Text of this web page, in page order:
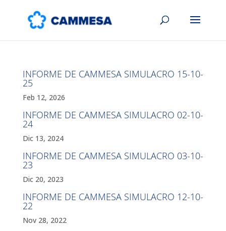
INFORME DE CAMMESA SIMULACRO 15-10-
25
Feb 12, 2026
INFORME DE CAMMESA SIMULACRO 02-10-
24
Dic 13, 2024
INFORME DE CAMMESA SIMULACRO 03-10-
23
Dic 20, 2023
INFORME DE CAMMESA SIMULACRO 12-10-
22
Nov 28, 2022